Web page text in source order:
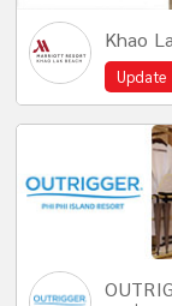
Khao
Update